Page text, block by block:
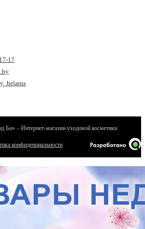
17
– Интернет-магазин уходовой косметики
конфиденциальности